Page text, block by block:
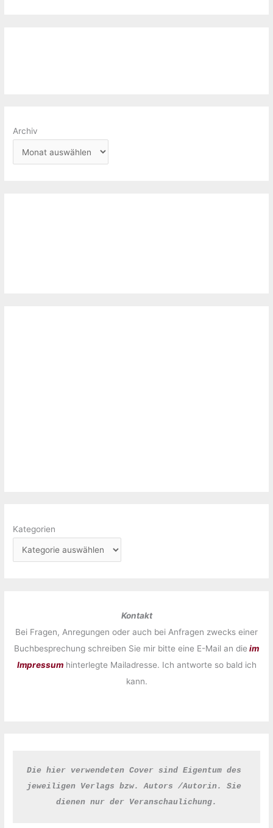
Archiv
Kategorien
Kontakt
Bei Fragen, Anregungen oder auch bei Anfragen zwecks einer
Buchbesprechung schreiben Sie mir bitte eine E-Mail an die im
Impressumhinterlegte Mailadresse. Ich antworte so bald ich
kann.
Die hier verwendeten Cover sind Eigentum des
jeweiligen Verlags bzw. Autors /Autorin. Sie
dienen nur der Veranschaulichung.